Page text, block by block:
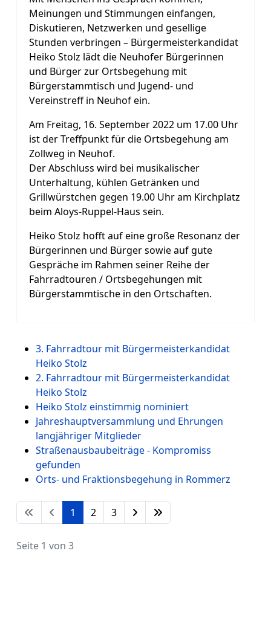
Meinungen und Stimmungen einfangen,
Diskutieren, Netzwerken und gesellige
Stunden verbringen – Bürgermeisterkandidat
Heiko Stolz lädt die Neuhofer Bürgerinnen
und Bürger zur Ortsbegehung mit
Bürgerstammtisch und Jugend- und
Vereinstreff in Neuhof ein.
Am Freitag, 16. September 2022 um 17.00 Uhr
ist der Treffpunkt für die Ortsbegehung am
Zollweg in Neuhof.
Der Abschluss wird bei musikalischer
Unterhaltung, kühlen Getränken und
Grillwürstchen gegen 19.00 Uhr am Kirchplatz
beim Aloys-Ruppel-Haus sein.
Heiko Stolz hofft auf eine große Resonanz der
Bürgerinnen und Bürger sowie auf gute
Gespräche im Rahmen seiner Reihe der
Fahrradtouren / Ortsbegehungen mit
Bürgerstammtische in den Ortschaften.
3. Fahrradtour mit Bürgermeisterkandidat
Heiko Stolz
2. Fahrradtour mit Bürgermeisterkandidat
Heiko Stolz
Heiko Stolz einstimmig nominiert
Jahreshauptversammlung und Ehrungen
langjähriger Mitglieder
Straßenausbaubeiträge - Kompromiss
gefunden
Orts- und Fraktionsbegehung in Rommerz
1 2 3
Seite 1 von 3